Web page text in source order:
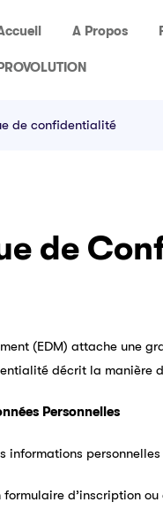
A Propos
de confidentialité
de
(EDM) attache une
décrit la manière
Personnelles
informations
formulaire d’inscription